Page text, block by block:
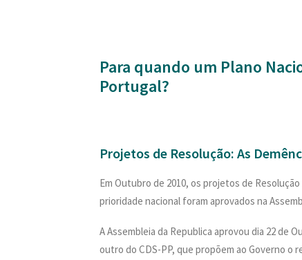
Para quando um Plano
Portugal?
Projetos de Resolução: As
Em Outubro de 2010, os projetos de
prioridade nacional foram aprovados na
A Assembleia da Republica aprovou dia 22 de
outro do CDS-PP, que propõem ao Governo o